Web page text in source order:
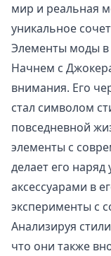
мир и реальная
уникальное
Элементы моды в
Начнем с
внимания. Его
стал символом
повседневной
элементы с
делает его
аксессуарами в
эксперименты с
Анализируя
что они также